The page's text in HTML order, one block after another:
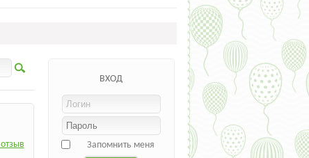
ВХОД
Запомнить меня